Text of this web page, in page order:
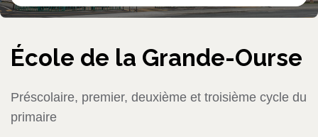
École de la Grande-Ourse
Préscolaire, premier, deuxième et troisième cycle du
primaire